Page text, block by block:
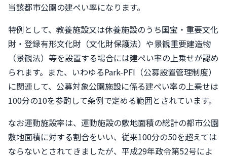
当該都市公園の建ぺい率になります。
特例として、教養施設又は休養施設のうち国宝・重要文化
財・登録有形文化財（文化財保護法）や景観重要建造物
（景観法）等を設置する場合には建ぺい率の上乗せが認め
られます。また、いわゆるPark-PFI（公募設置管理制度）
に関連して、公募対象公園施設に係る建ぺい率の上乗せは
100分の10を参酌して条例で定める範囲とされています。
なお運動施設率は、運動施設の敷地面積の総計の都市公園
敷地面積に対する割合をいい、従来100分の50を超えては
ならないとされてきましたが、平成29年政令第52号によ